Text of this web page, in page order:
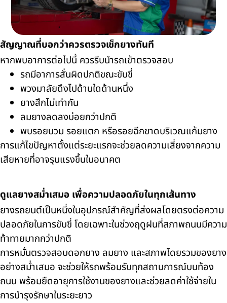
สัญญาณที่บอกว่าควรตรวจเช็กยางทันที
หากพบอาการต่อไปนี้ ควรรีบนำรถเข้าตรวจสอบ
รถมีอาการสั่นผิดปกติขณะขับขี่
พวงมาลัยดึงไปด้านใดด้านหนึ่ง
ยางสึกไม่เท่ากัน
ลมยางลดลงบ่อยกว่าปกติ
พบรอยบวม รอยแตก หรือรอยฉีกขาดบริเวณแก้มยาง
การแก้ไขปัญหาตั้งแต่ระยะแรกจะช่วยลดความเสี่ยงจากความ
เสียหายที่อาจรุนแรงขึ้นในอนาคต
ดูแลยางสม่ำเสมอ เพื่อความปลอดภัยในทุกเส้นทาง
ยางรถยนต์เป็นหนึ่งในอุปกรณ์สำคัญที่ส่งผลโดยตรงต่อความ
ปลอดภัยในการขับขี่ โดยเฉพาะในช่วงฤดูฝนที่สภาพถนนมีความ
ท้าทายมากกว่าปกติ
การหมั่นตรวจสอบดอกยาง ลมยาง และสภาพโดยรวมของยาง
อย่างสม่ำเสมอ จะช่วยให้รถพร้อมรับทุกสถานการณ์บนท้อง
ถนน พร้อมยืดอายุการใช้งานของยางและช่วยลดค่าใช้จ่ายใน
การบำรุงรักษาในระยะยาว